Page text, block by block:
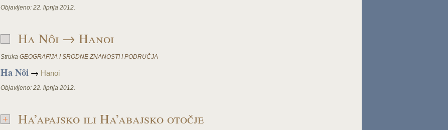
Objavljeno: 22. lipnja 2012.
Ha Nôi → Hanoi
Struka GEOGRAFIJA I SRODNE ZNANOSTI I PODRUČJA
Ha Nôi → Hanoi
Objavljeno: 22. lipnja 2012.
Ha’apajsko ili Ha’abajsko otočje